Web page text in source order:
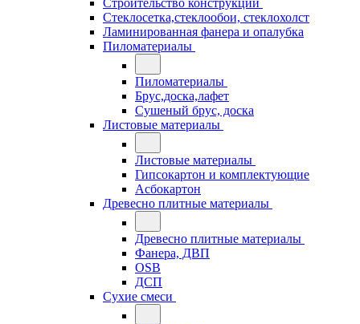
Строительство конструкций
Стеклосетка,стеклообои, стеклохолст
Ламинированная фанера и опалубка
Пиломатериалы
Пиломатериалы
Брус,доска,лафет
Сушеный брус, доска
Листовые материалы
Листовые материалы
Гипсокартон и комплектующие
Асбокартон
Древесно плитные материалы
Древесно плитные материалы
Фанера, ДВП
OSB
ДСП
Сухие смеси